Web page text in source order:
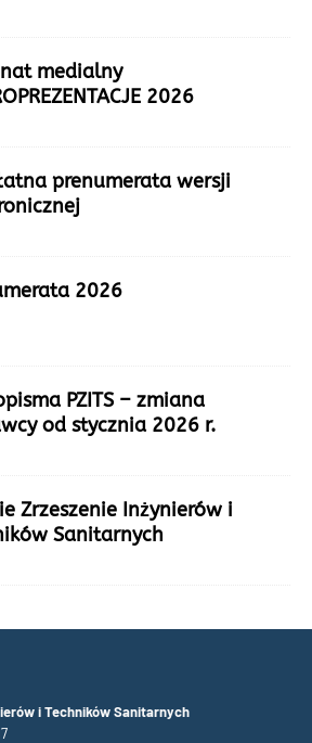
medialny
2026
prenumerata wersji
2026
PZITS – zmiana
od stycznia 2026 r.
Zrzeszenie Inżynierów i
Sanitarnych
i Techników Sanitarnych